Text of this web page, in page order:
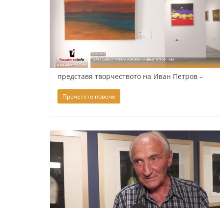
представя творчеството на Иван Петров –
Прочетете повече